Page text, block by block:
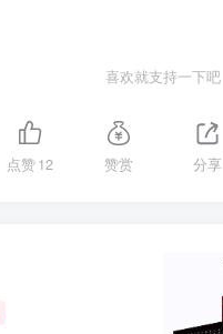
喜欢就支持一下吧
点赞12 赞赏 分享